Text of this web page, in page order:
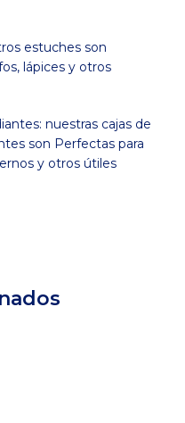
estuches son
lápices y otros
nuestras cajas de
son Perfectas para
y otros útiles